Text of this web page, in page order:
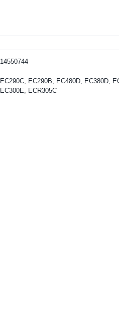
14550744
EC290C, EC290B, EC480D, EC380D,
EC300E, ECR305C